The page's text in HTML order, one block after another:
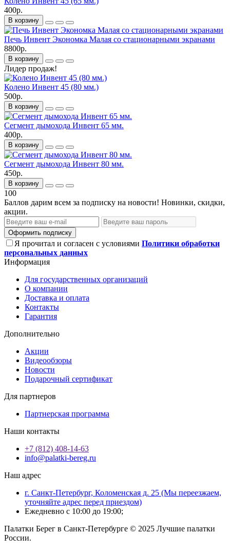
400р.
В корзину
Печь Инвент Экономка Малая со стационарными экранами
8800р.
В корзину
Лидер продаж!
Колено Инвент 45 (80 мм.)
500р.
В корзину
Сегмент дымохода Инвент 65 мм.
400р.
В корзину
Сегмент дымохода Инвент 80 мм.
450р.
В корзину
100
Баллов дарим всем за подписку на новости! Новинки, скидки,
акции.
Оформить подписку
Я прочитал и согласен с условиями Политики обработки
персональных данных
Информация
Для государственных организаций
О компании
Доставка и оплата
Контакты
Гарантия
Дополнительно
Акции
Видеообзоры
Новости
Подарочный сертификат
Для партнеров
Партнерская программа
Наши контакты
+7 (812) 408-14-63
info@palatki-bereg.ru
Наш адрес
г. Санкт-Петербург, Коломенская д. 25 (Мы переезжаем,
уточняйте адрес перед приездом)
Ежедневно с 10:00 до 19:00;
Палатки Берег в Санкт-Петербурге © 2025 Лучшие палатки
России.